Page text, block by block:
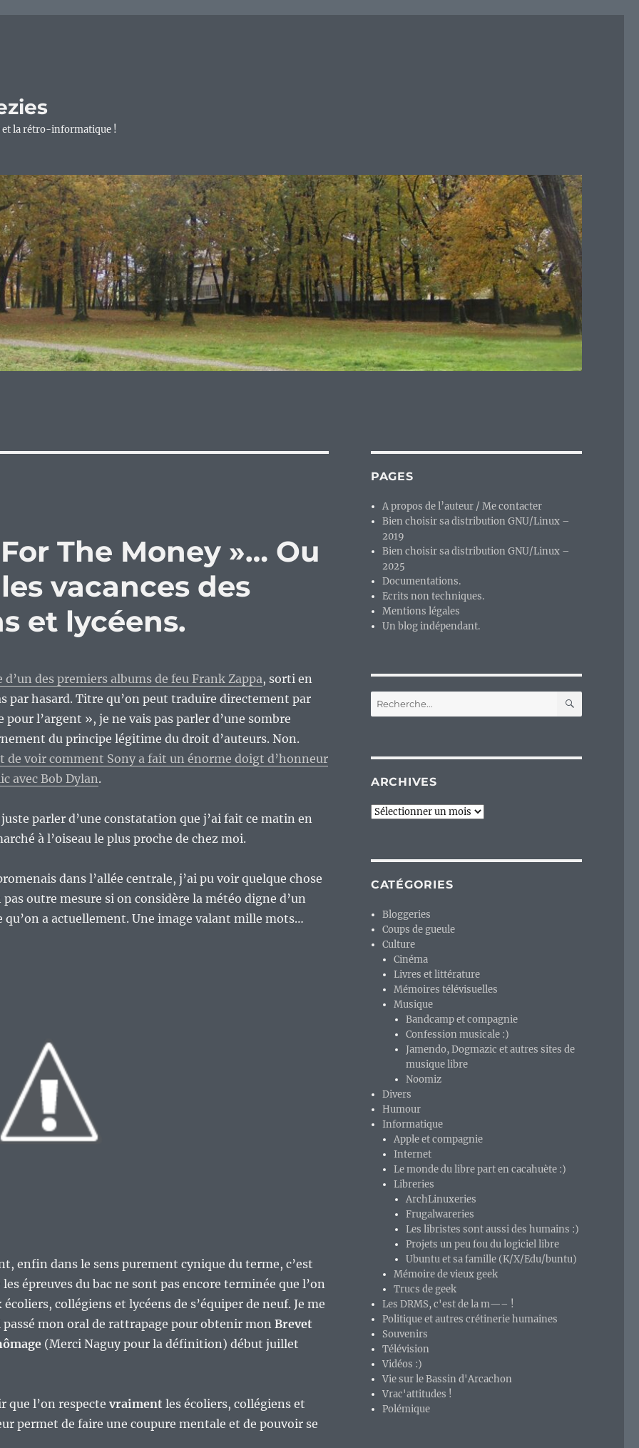
et la rétro-informatique !
The Money »… Ou
vacances des
et lycéens.
des premiers albums de feu Frank Zappa, sorti en
par hasard. Titre qu’on peut traduire directement par
pour l’argent », je ne vais pas parler d’une sombre
du principe légitime du droit d’auteurs. Non.
de voir comment Sony a fait un énorme doigt d’honneur
avec Bob Dylan.
parler d’une constatation que j’ai fait ce matin en
à l’oiseau le plus proche de chez moi.
dans l’allée centrale, j’ai pu voir quelque chose
outre mesure si on considère la météo digne d’un
qu’on a actuellement. Une image valant mille mots…
enfin dans le sens purement cynique du terme, c’est
épreuves du bac ne sont pas encore terminée que l’on
collégiens et lycéens de s’équiper de neuf. Je me
passé mon oral de rattrapage pour obtenir monBrevet
(Merci Naguy pour la définition) début juillet
que l’on respecte vraimentles écoliers, collégiens et
permet de faire une coupure mentale et de pouvoir se
PAGES
A propos de l’auteur / Me contacter
Bien choisir sa distribution GNU/Linux –
2019
Bien choisir sa distribution GNU/Linux –
2025
Documentations.
Ecrits non techniques.
Mentions légales
Un blog indépendant.
Recherche
pour :
ARCHIVES
Archives
CATÉGORIES
Bloggeries
Coups de gueule
Culture
Cinéma
Livres et littérature
Mémoires télévisuelles
Musique
Bandcamp et compagnie
Confession musicale :)
Jamendo, Dogmazic et autres sites de
musique libre
Noomiz
Divers
Humour
Informatique
Apple et compagnie
Internet
Le monde du libre part en cacahuète :)
Libreries
ArchLinuxeries
Frugalwareries
Les libristes sont aussi des humains :)
Projets un peu fou du logiciel libre
Ubuntu et sa famille (K/X/Edu/buntu)
Mémoire de vieux geek
Trucs de geek
Les DRMS, c'est de la m—– !
Politique et autres crétinerie humaines
Souvenirs
Télévision
Vidéos :)
Vie sur le Bassin d'Arcachon
Vrac'attitudes !
Polémique